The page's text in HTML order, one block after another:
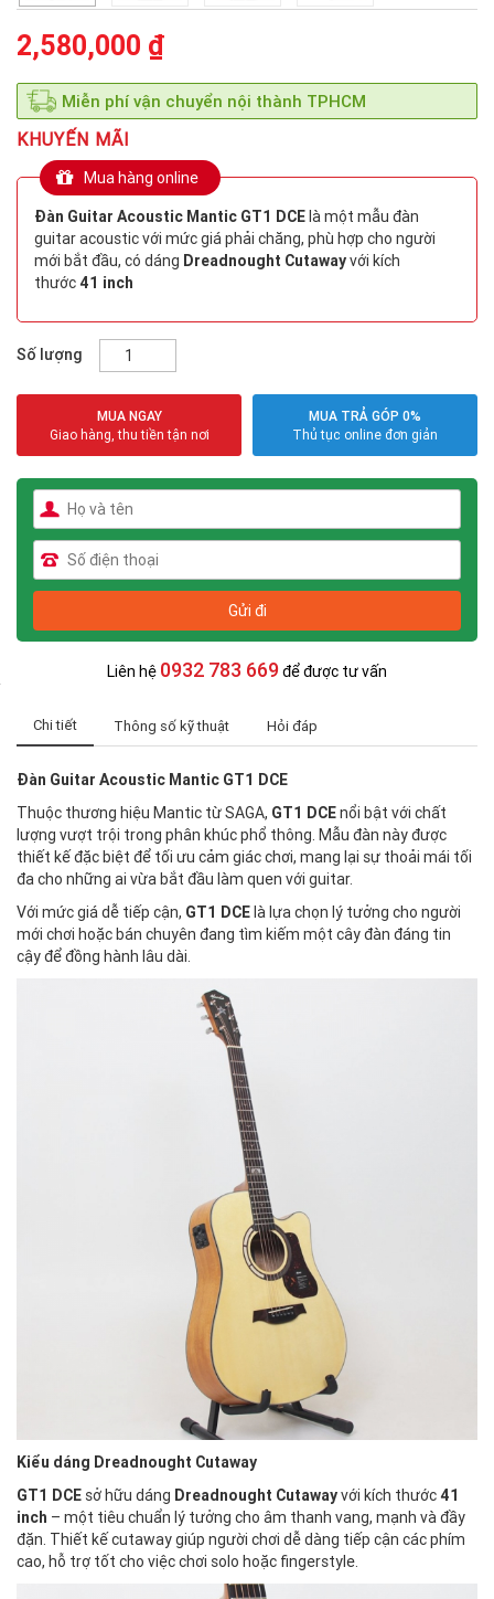
2,580,000 ₫
Miễn phí vận chuyển nội thành TPHCM
KHUYẾN MÃI
Mua hàng online
Đàn Guitar Acoustic Mantic GT1 DCElà một mẫu đàn
guitar acoustic với mức giá phải chăng, phù hợp cho người
mới bắt đầu, có dáng Dreadnought Cutawayvới kích
thước41 inch
Số lượng
MUA NGAY
Giao hàng, thu tiền tận nơi
MUA TRẢ GÓP 0%
Thủ tục online đơn giản
Liên hệ 0932 783 669để được tư vấn
Chi tiết Thông số kỹ thuật Hỏi đáp
Đàn Guitar Acoustic Mantic GT1 DCE
Thuộc thương hiệu Mantic từ SAGA, GT1 DCEnổi bật với chất
lượng vượt trội trong phân khúc phổ thông. Mẫu đàn này được
thiết kế đặc biệt để tối ưu cảm giác chơi, mang lại sự thoải mái tối
đa cho những ai vừa bắt đầu làm quen với guitar.
Với mức giá dễ tiếp cận, GT1 DCElà lựa chọn lý tưởng cho người
mới chơi hoặc bán chuyên đang tìm kiếm một cây đàn đáng tin
cậy để đồng hành lâu dài.
Kiểu dáng Dreadnought Cutaway
GT1 DCE sở hữu dáng Dreadnought Cutawayvới kích thước41
inch – một tiêu chuẩn lý tưởng cho âm thanh vang, mạnh và đầy
đặn. Thiết kế cutaway giúp người chơi dễ dàng tiếp cận các phím
cao, hỗ trợ tốt cho việc chơi solo hoặc fingerstyle.